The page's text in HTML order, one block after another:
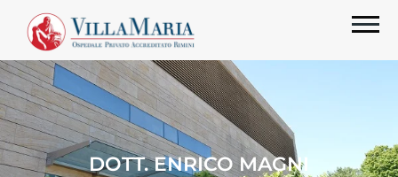
DOTT. ENRICO MAGNI